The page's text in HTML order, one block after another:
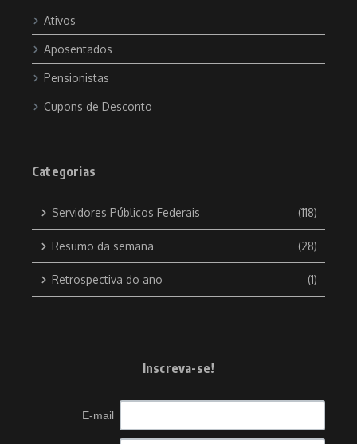
Ativos
Aposentados
Pensionistas
Cupons de Desconto
Categorias
Servidores Públicos Federais (118)
Resumo da semana (28)
Retrospectiva do ano (1)
Inscreva-se!
E-mail